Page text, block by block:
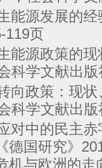
能源发展的
119页
能源政策的
科学文献出
向政策：现
科学文献出
对中的民主
德国研究》
机与欧洲的